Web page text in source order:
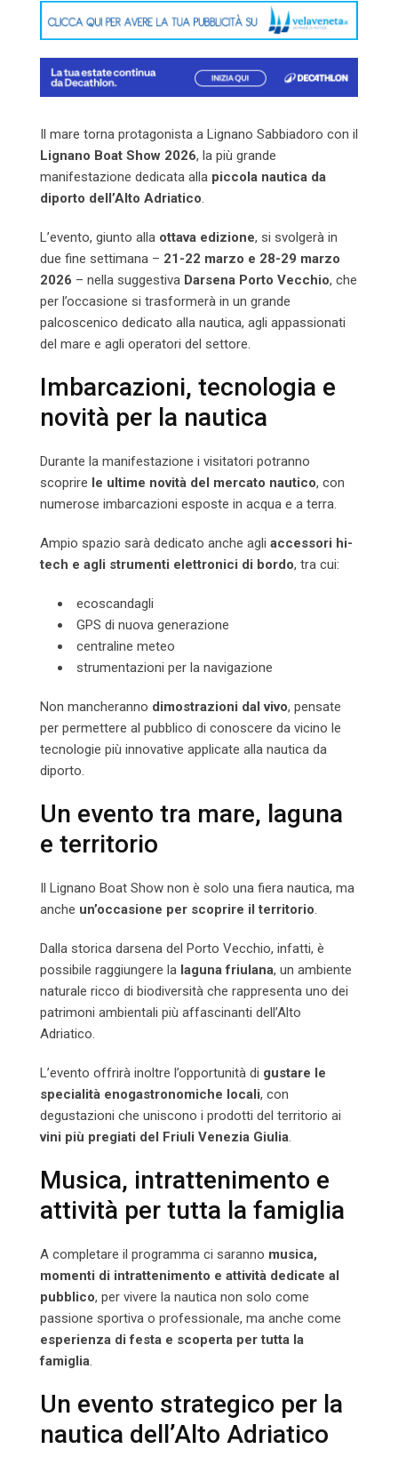
Il mare torna protagonista a Lignano Sabbiadoro con il
Lignano Boat Show 2026, la più grande
manifestazione dedicata alla piccola nautica da
diporto dell’Alto Adriatico.
L’evento, giunto alla ottava edizione, si svolgerà in
due fine settimana – 21-22 marzo e 28-29 marzo
2026 – nella suggestiva Darsena Porto Vecchio, che
per l’occasione si trasformerà in un grande
palcoscenico dedicato alla nautica, agli appassionati
del mare e agli operatori del settore.
Imbarcazioni, tecnologia e
novità per la nautica
Durante la manifestazione i visitatori potranno
scoprire le ultime novità del mercato nautico, con
numerose imbarcazioni esposte in acqua e a terra.
Ampio spazio sarà dedicato anche agli accessori hi-
tech e agli strumenti elettronici di bordo, tra cui:
ecoscandagli
GPS di nuova generazione
centraline meteo
strumentazioni per la navigazione
Non mancheranno dimostrazioni dal vivo, pensate
per permettere al pubblico di conoscere da vicino le
tecnologie più innovative applicate alla nautica da
diporto.
Un evento tra mare, laguna
e territorio
Il Lignano Boat Show non è solo una fiera nautica, ma
anche un’occasione per scoprire il territorio.
Dalla storica darsena del Porto Vecchio, infatti, è
possibile raggiungere la laguna friulana, un ambiente
naturale ricco di biodiversità che rappresenta uno dei
patrimoni ambientali più affascinanti dell’Alto
Adriatico.
L’evento offrirà inoltre l’opportunità di gustare le
specialità enogastronomiche locali, con
degustazioni che uniscono i prodotti del territorio ai
vini più pregiati del Friuli Venezia Giulia.
Musica, intrattenimento e
attività per tutta la famiglia
A completare il programma ci saranno musica,
momenti di intrattenimento e attività dedicate al
pubblico, per vivere la nautica non solo come
passione sportiva o professionale, ma anche come
esperienza di festa e scoperta per tutta la
famiglia.
Un evento strategico per la
nautica dell’Alto Adriatico